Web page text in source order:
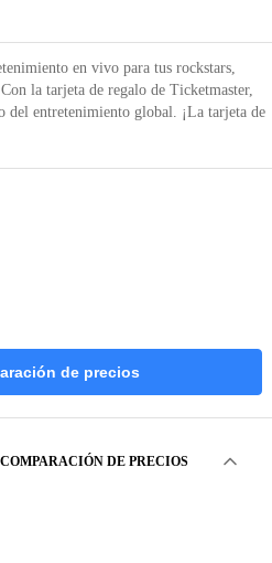
en vivo para tus rockstars,
la tarjeta de regalo de Ticketmaster,
del entretenimiento global. ¡La tarjeta de
de precios
DE PRECIOS